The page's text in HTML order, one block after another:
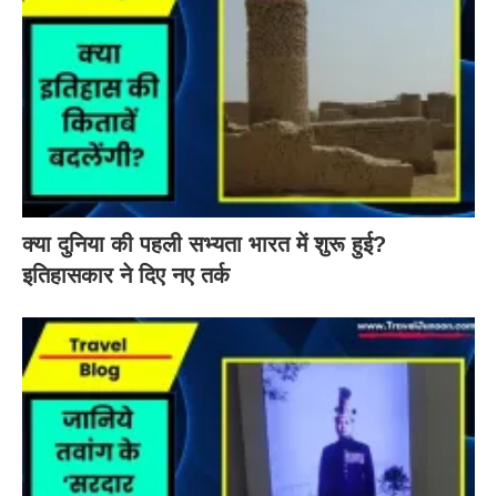
क्या दुनिया की पहली सभ्यता भारत में शुरू हुई?
इतिहासकार ने दिए नए तर्क